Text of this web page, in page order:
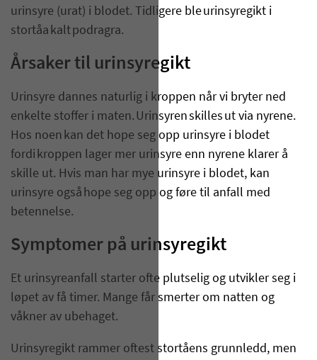
urinsyre (urat) i blodet. Tidligere ble urinsyregikt i
stortåa kaltpodragra.
Årsaker til urinsyregikt
Urinsyre dannes naturlig i kroppen når vi bryter ned
enkelte stoffer i maten. Urinsyren skilles ut via nyrene.
Hos noen kan det hope seg opp urinsyre i blodet
fordi kroppen lager mer urinsyre enn nyrene klarer å
skille ut. Hvis man har mye urinsyre i blodet, kan
urinsyre også hope seg opp og føre til anfall med
betennelse.
Symptomer på urinsyregikt
Et urinsyreanfall starter ofte plutselig og utvikler seg i
løpet av få timer. Mange får smerter om natten og
våkner av ubehaget.
Urinsyregikt rammer oftest stortåens grunnledd, men